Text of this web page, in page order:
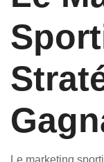
Le marketing